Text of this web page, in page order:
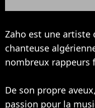
Zaho est une artiste
chanteuse
nombreux rappeurs
De son propre
passion pour la